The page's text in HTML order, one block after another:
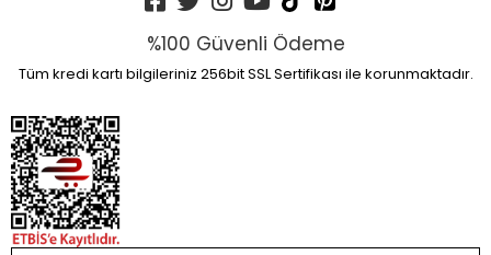
%100 Güvenli Ödeme
Tüm kredi kartı bilgileriniz 256bit SSL Sertifikası ile korunmaktadır.